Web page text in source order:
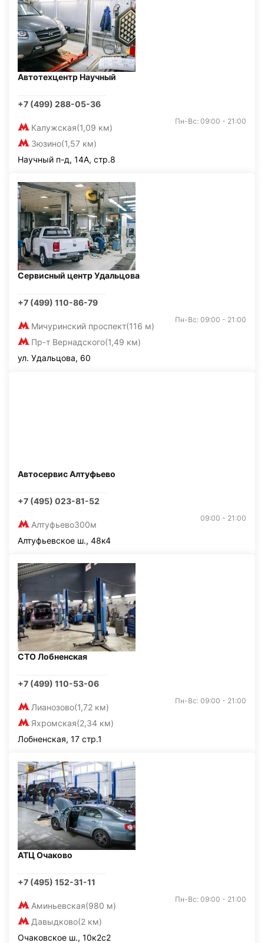
Автотехцентр Научный
+7 (499) 288-05-36
Калужская(1,09 км)
Зюзино(1,57 км)
Пн-Вс: 09:00 - 21:00
Научный п-д, 14А, стр.8
Сервисный центр Удальцова
+7 (499) 110-86-79
Мичуринский проспект(116 м)
Пр-т Вернадского(1,49 км)
Пн-Вс: 09:00 - 21:00
ул. Удальцова, 60
Автосервис Алтуфьево
+7 (495) 023-81-52
Алтуфьево300м
09:00 - 21:00
Алтуфьевское ш., 48к4
СТО Лобненская
+7 (499) 110-53-06
Лианозово(1,72 км)
Яхромская(2,34 км)
Пн-Вс: 09:00 - 21:00
Лобненская, 17 стр.1
АТЦ Очаково
+7 (495) 152-31-11
Аминьевская(980 м)
Давыдково(2 км)
Пн-Вс: 09:00 - 21:00
Очаковское ш., 10к2с2